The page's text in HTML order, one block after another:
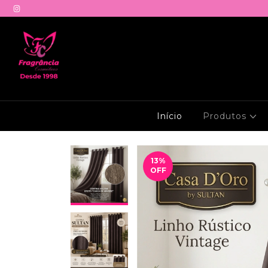
Início Produtos
13%
OFF